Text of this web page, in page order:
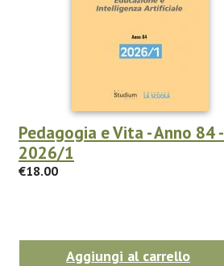
Pedagogia e Vita - Anno 84 -
2026/1
€18.00
Aggiungi al carrello